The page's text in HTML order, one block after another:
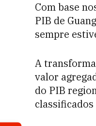
Com base
PIB de
sempre
A
valor
do PIB